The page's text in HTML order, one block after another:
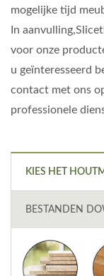
mogelijke tijd
In
voor onze
u geïnteresseerd
contact met ons
professionele
KIES HET
BESTANDEN